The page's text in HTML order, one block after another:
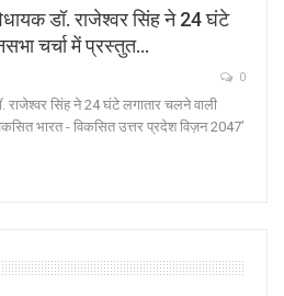
डॉ. राजेश्वर सिंह ने 24 घंटे
चर्चा में प्रस्तुत…
0
सिंह ने 24 घंटे लगातार चलने वाली
भारत - विकसित उत्तर प्रदेश विज़न 2047’